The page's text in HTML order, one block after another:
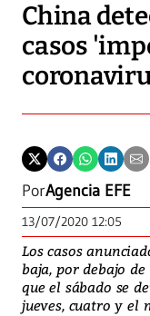
China
casos
PorAgencia EFE
13/07/2020 12:05
Los casos
baja, por debajo
que el sábado se
jueves, cuatro y el